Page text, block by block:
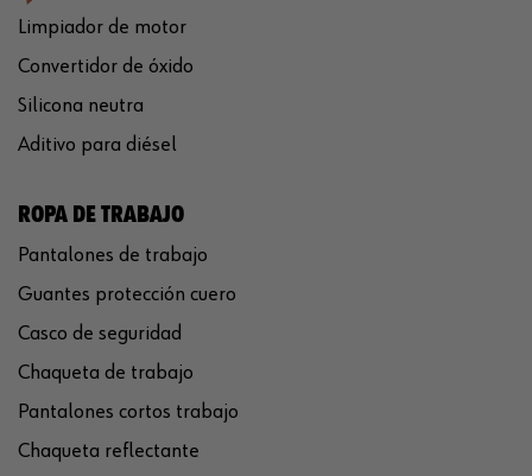
Limpiador de motor
Convertidor de óxido
Silicona neutra
Aditivo para diésel
ROPA DE TRABAJO
Pantalones de trabajo
Guantes protección cuero
Casco de seguridad
Chaqueta de trabajo
Pantalones cortos trabajo
Chaqueta reflectante